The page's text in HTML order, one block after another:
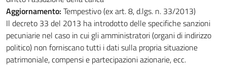
Aggiornamento: Tempestivo (ex art. 8, d.lgs. n. 33/2013)
Il decreto 33 del 2013 ha introdotto delle specifiche sanzioni
pecuniarie nel caso in cui gli amministratori (organi di indirizzo
politico) non forniscano tutti i dati sulla propria situazione
patrimoniale, compensi e partecipazioni azionarie, ecc.